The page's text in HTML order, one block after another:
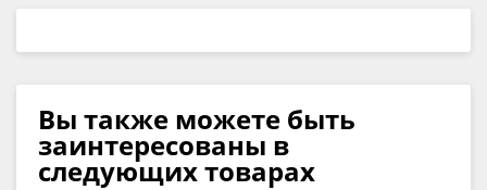
Вы также можете быть
заинтересованы в
следующих товарах